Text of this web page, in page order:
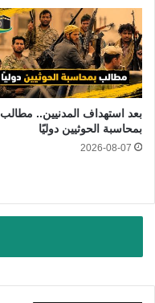
بعد استهداف المدنيين.. مطالب
بمحاسبة الحوثيين دوليًا
2026-08-07